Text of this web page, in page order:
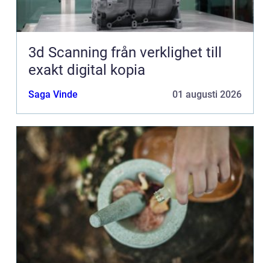
3d Scanning från verklighet till
exakt digital kopia
Saga Vinde 01 augusti 2026